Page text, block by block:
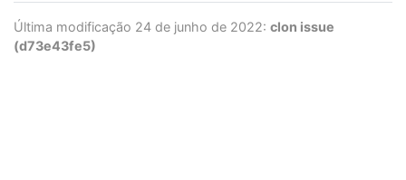
Última modificação 24 de junho de 2022: clon issue
(d73e43fe5)